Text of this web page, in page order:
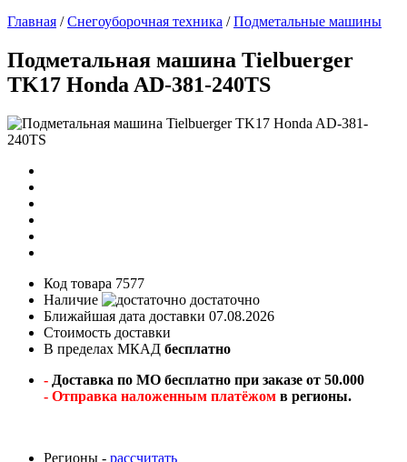
Главная /Снегоуборочная техника /Подметальные машины
Подметальная машина Tielbuerger
TK17 Honda AD-381-240TS
Код товара 7577
Наличие
достаточно
Ближайшая дата доставки 07.08.2026
Стоимость доставки
В пределах МКАД бесплатно
- Доставка по МО бесплатно при заказе от 50.000
- Отправка наложенным платёжом в регионы.
Регионы - рассчитать